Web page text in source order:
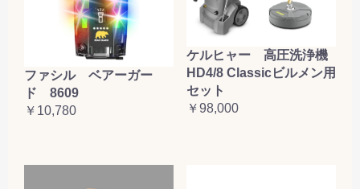
ファシル ベアーガー
ド 8609
￥10,780
ケルヒャー 高圧洗浄機
HD4/8 Classicビルメン用
セット
￥98,000